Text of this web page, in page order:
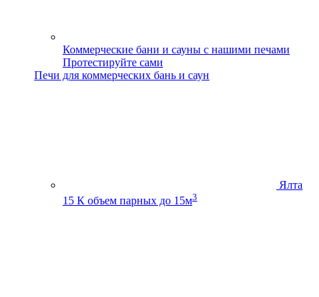
Коммерческие бани и сауны с нашими печами
Протестируйте сами
Печи для коммерческих бань и саун
Ялта
15 К объем парных до 15м3